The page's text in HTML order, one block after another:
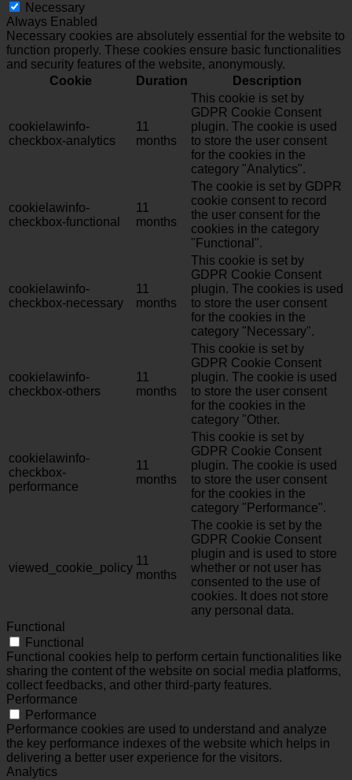
Necessary
Always Enabled
Necessary cookies are absolutely essential for the website to
function properly. These cookies ensure basic functionalities
and security features of the website, anonymously.
Cookie
Duration Description
cookielawinfo-
checkbox-analytics
11
months
This cookie is set by
GDPR Cookie Consent
plugin. The cookie is used
to store the user consent
for the cookies in the
category "Analytics".
cookielawinfo-
checkbox-functional
11
months
The cookie is set by GDPR
cookie consent to record
the user consent for the
cookies in the category
"Functional".
cookielawinfo-
checkbox-necessary
11
months
This cookie is set by
GDPR Cookie Consent
plugin. The cookies is used
to store the user consent
for the cookies in the
category "Necessary".
cookielawinfo-
checkbox-others
11
months
This cookie is set by
GDPR Cookie Consent
plugin. The cookie is used
to store the user consent
for the cookies in the
category "Other.
cookielawinfo-
checkbox-
performance
11
months
This cookie is set by
GDPR Cookie Consent
plugin. The cookie is used
to store the user consent
for the cookies in the
category "Performance".
viewed_cookie_policy
11
months
The cookie is set by the
GDPR Cookie Consent
plugin and is used to store
whether or not user has
consented to the use of
cookies. It does not store
any personal data.
Functional
Functional
Functional cookies help to perform certain functionalities like
sharing the content of the website on social media platforms,
collect feedbacks, and other third-party features.
Performance
Performance
Performance cookies are used to understand and analyze
the key performance indexes of the website which helps in
delivering a better user experience for the visitors.
Analytics